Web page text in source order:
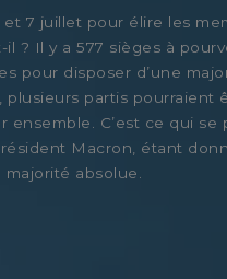
7 juillet pour élire les
? Il y a 577 sièges à
pour disposer d’une
plusieurs partis pourraient
C’est ce qui se
Macron, étant
absolue.